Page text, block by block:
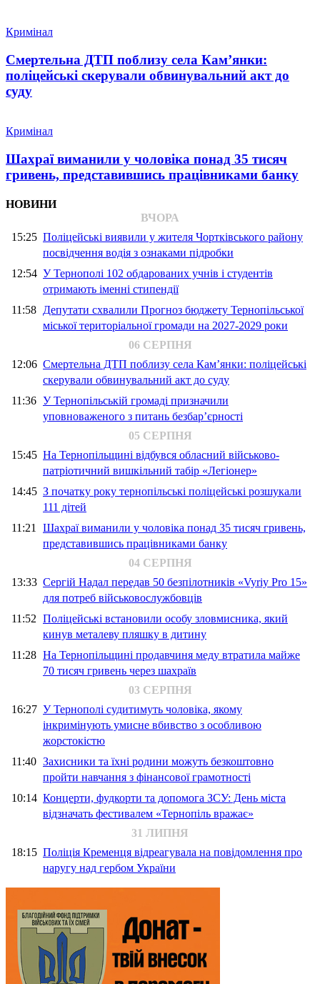
Кримінал
Смертельна ДТП поблизу села Кам’янки:
поліцейські скерували обвинувальний акт до
суду
Кримінал
Шахраї виманили у чоловіка понад 35 тисяч
гривень, представившись працівниками банку
НОВИНИ
ВЧОРА
15:25 Поліцейські виявили у жителя Чортківського району
посвідчення водія з ознаками підробки
12:54 У Тернополі 102 обдарованих учнів і студентів
отримають іменні стипендії
11:58 Депутати схвалили Прогноз бюджету Тернопільської
міської територіальної громади на 2027-2029 роки
06 СЕРПНЯ
12:06 Смертельна ДТП поблизу села Кам’янки: поліцейські
скерували обвинувальний акт до суду
11:36 У Тернопільській громаді призначили
уповноваженого з питань безбар’єрності
05 СЕРПНЯ
15:45 На Тернопільщині відбувся обласний військово-
патріотичний вишкільний табір «Легіонер»
14:45 З початку року тернопільські поліцейські розшукали
111 дітей
11:21 Шахраї виманили у чоловіка понад 35 тисяч гривень,
представившись працівниками банку
04 СЕРПНЯ
13:33 Сергій Надал передав 50 безпілотників «Vyriy Pro 15»
для потреб військовослужбовців
11:52 Поліцейські встановили особу зловмисника, який
кинув металеву пляшку в дитину
11:28 На Тернопільщині продавчиня меду втратила майже
70 тисяч гривень через шахраїв
03 СЕРПНЯ
16:27 У Тернополі судитимуть чоловіка, якому
інкримінують умисне вбивство з особливою
жорстокістю
11:40 Захисники та їхні родини можуть безкоштовно
пройти навчання з фінансової грамотності
10:14 Концерти, фудкорти та допомога ЗСУ: День міста
відзначать фестивалем «Тернопіль вражає»
31 ЛИПНЯ
18:15 Поліція Кременця відреагувала на повідомлення про
наругу над гербом України